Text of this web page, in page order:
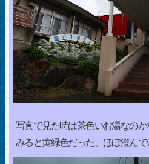
写真で見た時は茶色いお湯なの
みると黄緑色だった。ほぼ澄んで